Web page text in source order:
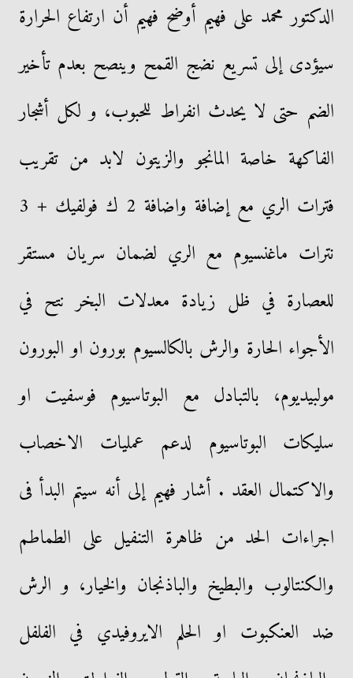
الدكتور محمد على فهيم أوضح فهيم أن ارتفاع الحرارة
سيؤدى إلى تسريع نضج القمح وينصح بعدم تأخير
الضم حتى لا يحدث انفراط للحبوب، و لكل أشجار
الفاكهة خاصة المانجو والزيتون لابد من تقريب
فترات الري مع إضافة واضافة 2 ك فولفيك + 3
نترات ماغنسيوم مع الري لضمان سريان مستقر
للعصارة في ظل زيادة معدلات البخر نتح في
الأجواء الحارة والرش بالكالسيوم بورون او البورون
مولبيديوم، بالتبادل مع البوتاسيوم فوسفيت او
سليكات البوتاسيوم لدعم عمليات الاخصاب
والاكتمال العقد . أشار فهيم إلى أنه سيتم البدأ فى
اجراءات الحد من ظاهرة التنفيل على الطماطم
والكنتالوب والبطيخ والباذنجان والخيار، و الرش
ضد العنكبوت او الحلم الايروفيدي في الفلفل